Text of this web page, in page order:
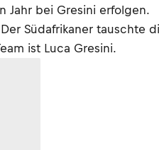
Jahr bei Gresini erfolgen.
Südafrikaner tauschte
ist Luca Gresini.